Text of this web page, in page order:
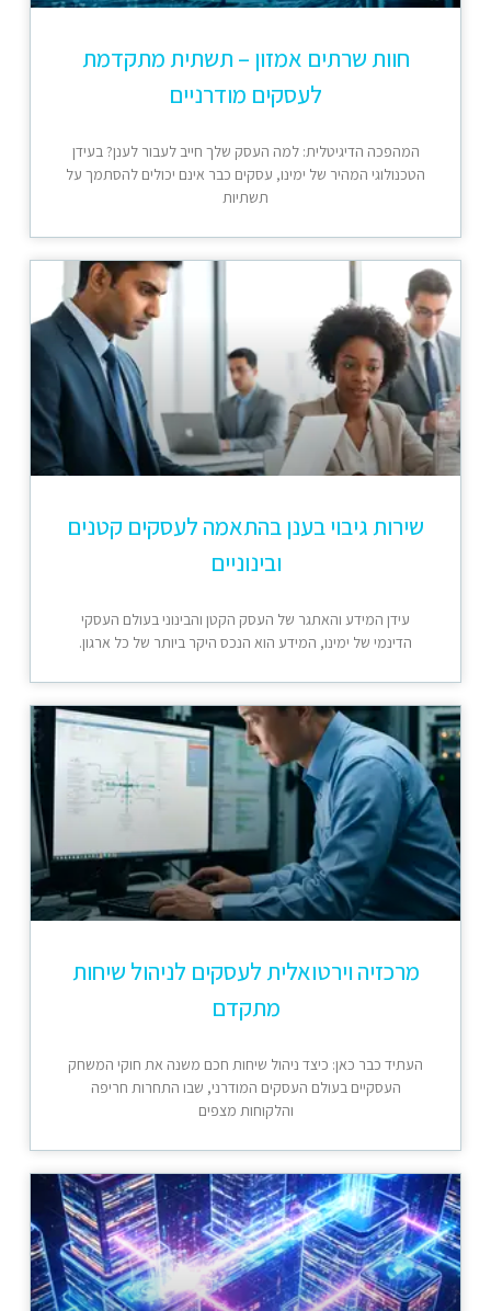
חוות שרתים אמזון – תשתית מתקדמת
לעסקים מודרניים
המהפכה הדיגיטלית: למה העסק שלך חייב לעבור לענן? בעידן
הטכנולוגי המהיר של ימינו, עסקים כבר אינם יכולים להסתמך על
תשתיות
שירות גיבוי בענן בהתאמה לעסקים קטנים
ובינוניים
עידן המידע והאתגר של העסק הקטן והבינוני בעולם העסקי
הדינמי של ימינו, המידע הוא הנכס היקר ביותר של כל ארגון.
מרכזיה וירטואלית לעסקים לניהול שיחות
מתקדם
העתיד כבר כאן: כיצד ניהול שיחות חכם משנה את חוקי המשחק
העסקיים בעולם העסקים המודרני, שבו התחרות חריפה
והלקוחות מצפים